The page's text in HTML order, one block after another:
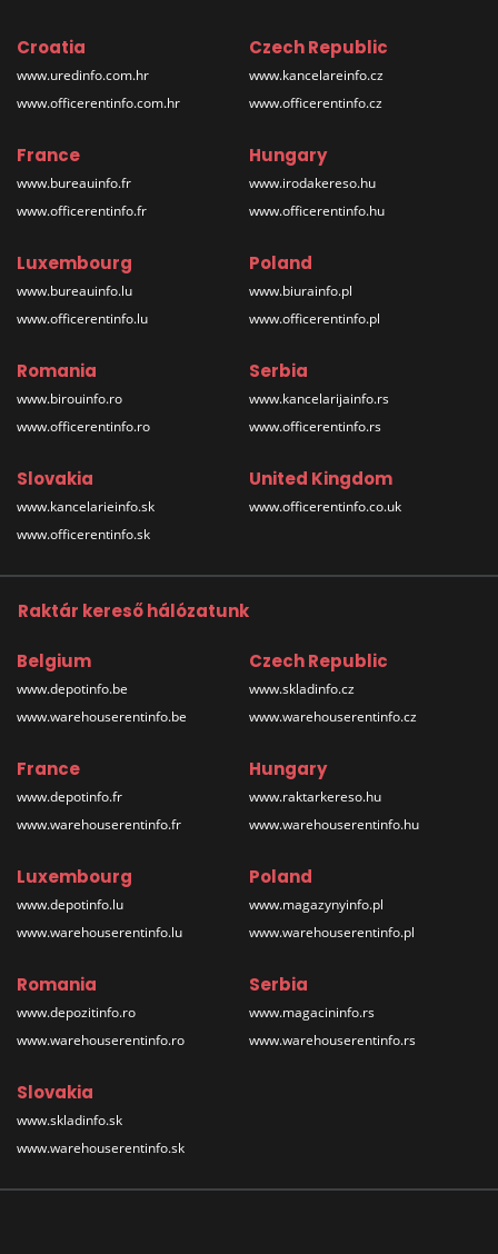
Croatia
www.uredinfo.com.hr
www.officerentinfo.com.hr
Czech Republic
www.kancelareinfo.cz
www.officerentinfo.cz
France
www.bureauinfo.fr
www.officerentinfo.fr
Hungary
www.irodakereso.hu
www.officerentinfo.hu
Luxembourg
www.bureauinfo.lu
www.officerentinfo.lu
Poland
www.biurainfo.pl
www.officerentinfo.pl
Romania
www.birouinfo.ro
www.officerentinfo.ro
Serbia
www.kancelarijainfo.rs
www.officerentinfo.rs
Slovakia
www.kancelarieinfo.sk
www.officerentinfo.sk
United Kingdom
www.officerentinfo.co.uk
Raktár kereső hálózatunk
Belgium
www.depotinfo.be
www.warehouserentinfo.be
Czech Republic
www.skladinfo.cz
www.warehouserentinfo.cz
France
www.depotinfo.fr
www.warehouserentinfo.fr
Hungary
www.raktarkereso.hu
www.warehouserentinfo.hu
Luxembourg
www.depotinfo.lu
www.warehouserentinfo.lu
Poland
www.magazynyinfo.pl
www.warehouserentinfo.pl
Romania
www.depozitinfo.ro
www.warehouserentinfo.ro
Serbia
www.magacininfo.rs
www.warehouserentinfo.rs
Slovakia
www.skladinfo.sk
www.warehouserentinfo.sk